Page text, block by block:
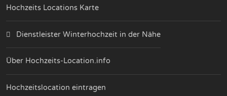
Hochzeits Locations Karte
Dienstleister Winterhochzeit in der Nähe
Über Hochzeits-Location.info
Hochzeitslocation eintragen